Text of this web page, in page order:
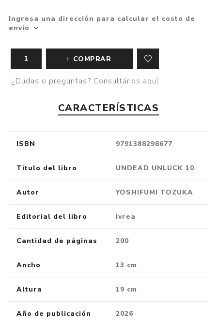
Ingresa una dirección para calcular el costo de
envío
COMPRAR
¿Dudas o preguntas? Consultános aquí
CARACTERÍSTICAS
ISBN 9791388298677
Título del libro UNDEAD UNLUCK 10
Autor YOSHIFUMI TOZUKA
Editorial del libro Ivrea
Cantidad de páginas 200
Ancho 13 cm
Altura 19 cm
Año de publicación 2026